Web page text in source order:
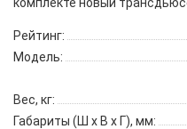
Рейтинг:
Модель:
Вес, кг:
Габариты (Ш х В х Г), мм: